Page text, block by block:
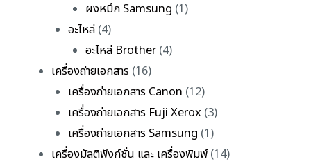
ผงหมึก Samsung (1)
อะไหล่ (4)
อะไหล่ Brother(4)
เครื่องถ่ายเอกสาร (16)
เครื่องถ่ายเอกสาร Canon (12)
เครื่องถ่ายเอกสาร Fuji Xerox (3)
เครื่องถ่ายเอกสาร Samsung (1)
เครื่องมัลติฟังก์ชั่น และ เครื่องพิมพ์(14)